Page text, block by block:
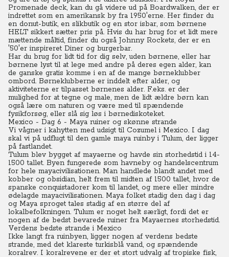
Promenade deck, kan du gå videre ud på Boardwalken, der er
indrettet som en amerikansk by fra 1950'erne. Her finder du
en donut-butik, en slikbutik og en stor isbar, som børnene
HELT sikkert sætter pris på. Hvis du har brug for et lidt mere
mættende måltid, finder du også Johnny Rockets, der er en
'50'er inspireret Diner og burgerbar.
Har du brug for lidt tid for dig selv, uden børnene, eller har
børnene lyst til at lege med andre på deres egen alder, kan
de ganske gratis komme i en af de mange børneklubber
ombord. Børneklubberne er inddelt efter alder, og
aktiviteterne er tilpasset børnenes alder. F.eks. er der
mulighed for at tegne og male, men de lidt ældre børn kan
også lære om naturen og være med til spændende
fysikforsøg, eller slå sig løs i børnediskoteket.
Mexico - Dag 6 - Maya ruiner og skønne strande
Vi vågner i kahytten med udsigt til Cozumel i Mexico. I dag
skal vi på udflugt til den gamle maya ruinby i Tulum, der ligger
på fastlandet.
Tulum blev bygget af mayaerne og havde sin storhedstid i 14-
1500 tallet. Byen fungerede som havneby og handelscentrum
for hele mayacivilisationen. Man handlede blandt andet med
kobber og obsidian, helt frem til midten af 1500 tallet, hvor de
spanske conquistadorer kom til landet, og mere eller mindre
ødelagde mayacivilisationen. Maya folket stadig den dag i dag
og Maya sproget tales stadig af en større del af
lokalbefolkningen. Tulum er noget helt særligt, fordi det er
nogen af de bedst bevarede ruiner fra Mayaernes storhedstid.
Verdens bedste strande i Mexico
Ikke langt fra ruinbyen, ligger nogen af verdens bedste
strande, med det klareste turkisblå vand, og spændende
koralrev. I koralrevene er der et stort udvalg af tropiske fisk,